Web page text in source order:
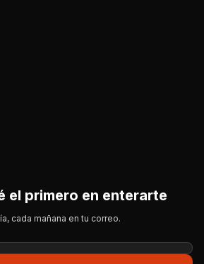
el primero en enterarte
cada mañana en tu correo.